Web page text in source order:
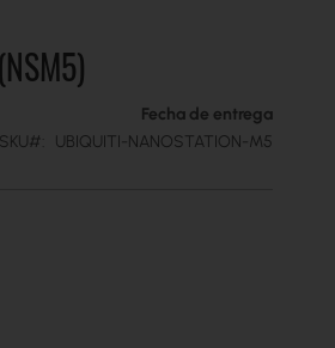
Fecha de entrega
SKU
UBIQUITI-NANOSTATION-M5